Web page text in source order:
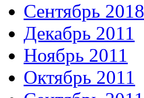
Сентябрь 2018
Декабрь 2011
Ноябрь 2011
Октябрь 2011